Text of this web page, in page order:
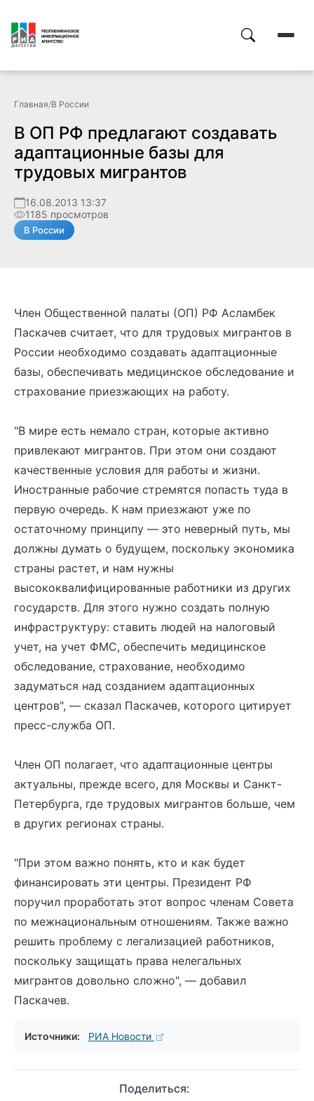
Главная/В России
В ОП РФ предлагают создавать
адаптационные базы для
трудовых мигрантов
16.08.2013 13:37
1185 просмотров
В России
Член Общественной палаты (ОП) РФ Асламбек
Паскачев считает, что для трудовых мигрантов в
России необходимо создавать адаптационные
базы, обеспечивать медицинское обследование и
страхование приезжающих на работу.
"В мире есть немало стран, которые активно
привлекают мигрантов. При этом они создают
качественные условия для работы и жизни.
Иностранные рабочие стремятся попасть туда в
первую очередь. К нам приезжают уже по
остаточному принципу — это неверный путь, мы
должны думать о будущем, поскольку экономика
страны растет, и нам нужны
высококвалифицированные работники из других
государств. Для этого нужно создать полную
инфраструктуру: ставить людей на налоговый
учет, на учет ФМС, обеспечить медицинское
обследование, страхование, необходимо
задуматься над созданием адаптационных
центров", — сказал Паскачев, которого цитирует
пресс-служба ОП.
Член ОП полагает, что адаптационные центры
актуальны, прежде всего, для Москвы и Санкт-
Петербурга, где трудовых мигрантов больше, чем
в других регионах страны.
"При этом важно понять, кто и как будет
финансировать эти центры. Президент РФ
поручил проработать этот вопрос членам Совета
по межнациональным отношениям. Также важно
решить проблему с легализацией работников,
поскольку защищать права нелегальных
мигрантов довольно сложно", — добавил
Паскачев.
Источники: РИА Новости
Поделиться: